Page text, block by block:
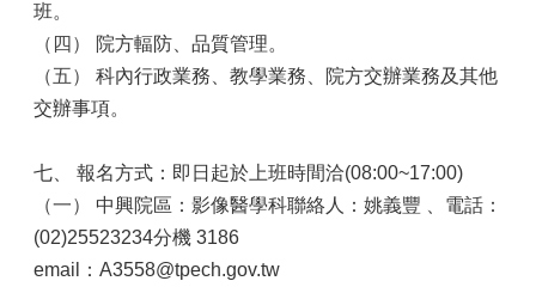
班。
（四）
院方輻防、品質管理。
（五）
科內行政業務、教學業務、院方交辦業務及其他
交辦事項。
七、 報名方式：即日起於上班時間洽(08:00~17:00)
（一）
中興院區：影像醫學科聯絡人：姚義豐 、電話：
(02)25523234分機 3186
email：A3558@tpech.gov.tw